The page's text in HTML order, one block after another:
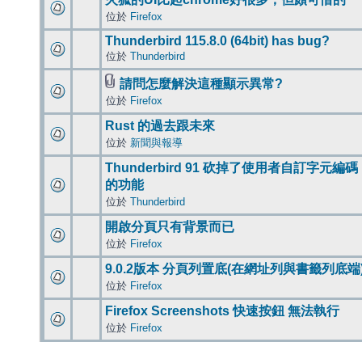
位於 Firefox
Thunderbird 115.8.0 (64bit) has bug?
位於 Thunderbird
請問怎麼解決這種顯示異常?
位於 Firefox
Rust 的過去跟未來
位於 新聞與報導
Thunderbird 91 砍掉了使用者自訂字元編碼
的功能
位於 Thunderbird
開啟分頁只有背景而已
位於 Firefox
9.0.2版本 分頁列置底(在網址列與書籤列底
位於 Firefox
Firefox Screenshots 快速按鈕 無法執行
位於 Firefox